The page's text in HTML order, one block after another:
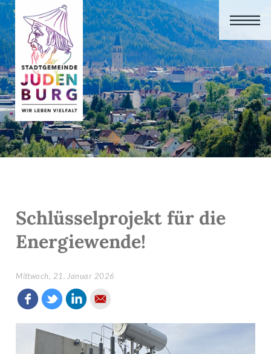
Schlüsselprojekt für die
Energiewende!
Mittwoch, 21. Januar 2026